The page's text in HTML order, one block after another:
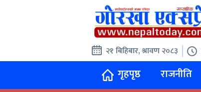
२१ बिहिबार, श्रावण २०८३
गृहपृष्ठ राजनीति